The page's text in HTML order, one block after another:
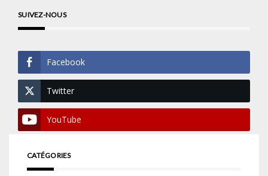
SUIVEZ-NOUS
Facebook
Twitter
YouTube
CATÉGORIES